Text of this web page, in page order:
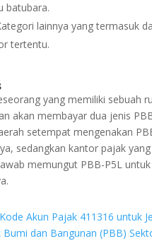
batubara.
lainnya yang termasuk
tertentu.
yang memiliki sebuah
akan membayar dua jenis
setempat mengenakan
sedangkan kantor pajak yang
memungut PBB-P5L untuk
Kode Akun Pajak 411316 untuk
dan Bangunan (PBB)